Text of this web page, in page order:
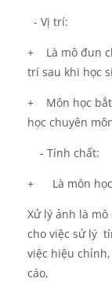
- Vị trí:
+ Là mô đun
trí sau khi học
+ Môn học
học chuyên
- Tính chất:
+ Là môn
Xử lý ảnh là
cho việc sử lý
việc hiệu
cáo,